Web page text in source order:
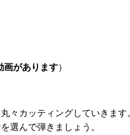
画があります）
々カッティングしていきます
選んで弾きましょう。